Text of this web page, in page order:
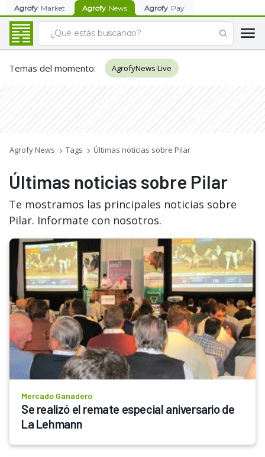
Agrofy Market Agrofy News Agrofy Pay
Temas del momento: AgrofyNews Live
Agrofy News Tags Últimas noticias sobre Pilar
Últimas noticias sobre Pilar
Te mostramos las principales noticias sobre
Pilar. Informate con nosotros.
Mercado Ganadero
Se realizó el remate especial aniversario de
La Lehmann